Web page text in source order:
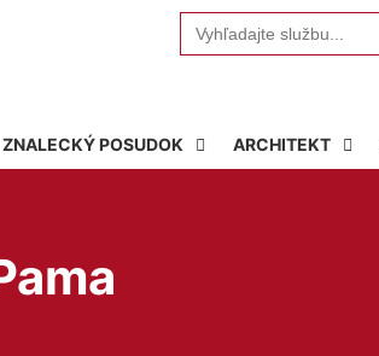
Search
for:
ZNALECKÝ POSUDOK ARCHITEKT